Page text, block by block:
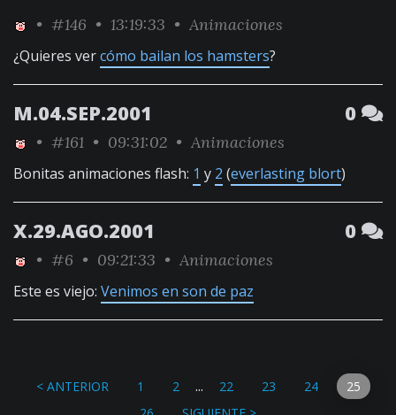
• #146 • 13:19:33 • Animaciones
¿Quieres vercómo bailan los hamsters?
M.04.SEP.2001 0
• #161 • 09:31:02 • Animaciones
Bonitas animaciones flash: 1 y 2 (everlasting blort)
X.29.AGO.2001 0
• #6 • 09:21:33 • Animaciones
Este es viejo: Venimos en son de paz
< ANTERIOR 1 2 ... 22 23 24
25